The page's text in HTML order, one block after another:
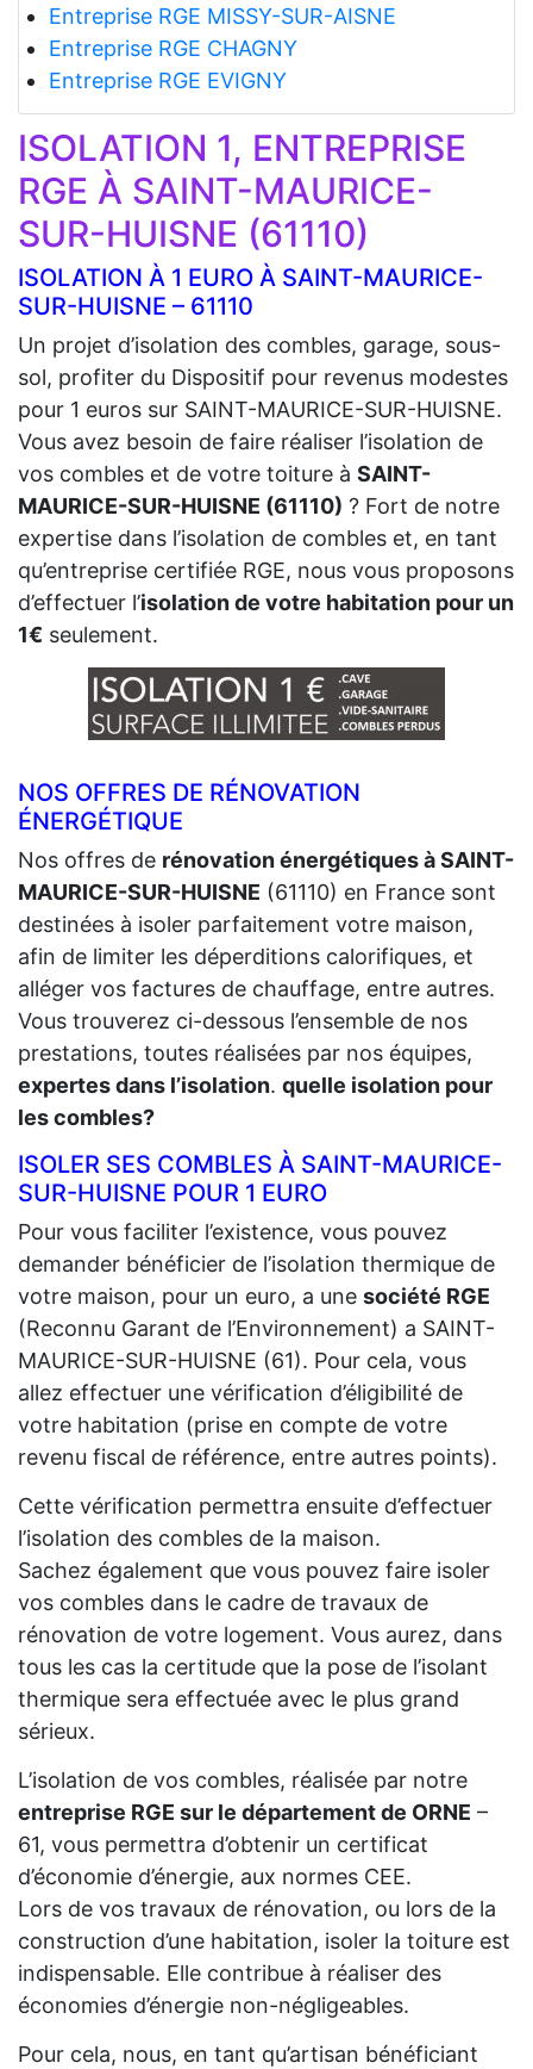
Entreprise RGE MISSY-SUR-AISNE
Entreprise RGE CHAGNY
Entreprise RGE EVIGNY
ISOLATION 1, ENTREPRISE
RGE À SAINT-MAURICE-
SUR-HUISNE (61110)
ISOLATION À 1 EURO À SAINT-MAURICE-
SUR-HUISNE – 61110
Un projet d’isolation des combles, garage, sous-
sol, profiter du Dispositif pour revenus modestes
pour 1 euros sur SAINT-MAURICE-SUR-HUISNE.
Vous avez besoin de faire réaliser l’isolation de
vos combles et de votre toiture à SAINT-
MAURICE-SUR-HUISNE (61110) ? Fort de notre
expertise dans l’isolation de combles et, en tant
qu’entreprise certifiée RGE, nous vous proposons
d’effectuer l’isolation de votre habitation pour un
1€ seulement.
NOS OFFRES DE RÉNOVATION
ÉNERGÉTIQUE
Nos offres de rénovation énergétiques à SAINT-
MAURICE-SUR-HUISNE (61110) en France sont
destinées à isoler parfaitement votre maison,
afin de limiter les déperditions calorifiques, et
alléger vos factures de chauffage, entre autres.
Vous trouverez ci-dessous l’ensemble de nos
prestations, toutes réalisées par nos équipes,
expertes dans l’isolation. quelle isolation pour
les combles?
ISOLER SES COMBLES À SAINT-MAURICE-
SUR-HUISNE POUR 1 EURO
Pour vous faciliter l’existence, vous pouvez
demander bénéficier de l’isolation thermique de
votre maison, pour un euro, a une société RGE
(Reconnu Garant de l’Environnement) a SAINT-
MAURICE-SUR-HUISNE (61). Pour cela, vous
allez effectuer une vérification d’éligibilité de
votre habitation (prise en compte de votre
revenu fiscal de référence, entre autres points).
Cette vérification permettra ensuite d’effectuer
l’isolation des combles de la maison.
Sachez également que vous pouvez faire isoler
vos combles dans le cadre de travaux de
rénovation de votre logement. Vous aurez, dans
tous les cas la certitude que la pose de l’isolant
thermique sera effectuée avec le plus grand
sérieux.
L’isolation de vos combles, réalisée par notre
entreprise RGE sur le département de ORNE –
61, vous permettra d’obtenir un certificat
d’économie d’énergie, aux normes CEE.
Lors de vos travaux de rénovation, ou lors de la
construction d’une habitation, isoler la toiture est
indispensable. Elle contribue à réaliser des
économies d’énergie non-négligeables.
Pour cela, nous, en tant qu’artisan bénéficiant